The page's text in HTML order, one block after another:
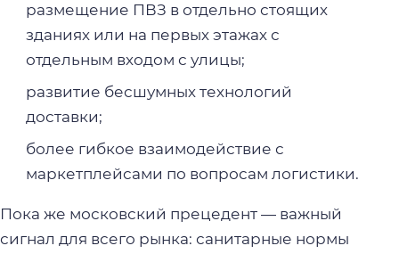
размещение ПВЗ в отдельно стоящих
зданиях или на первых этажах с
отдельным входом с улицы;
развитие бесшумных технологий
доставки;
более гибкое взаимодействие с
маркетплейсами по вопросам логистики.
Пока же московский прецедент — важный
сигнал для всего рынка: санитарные нормы